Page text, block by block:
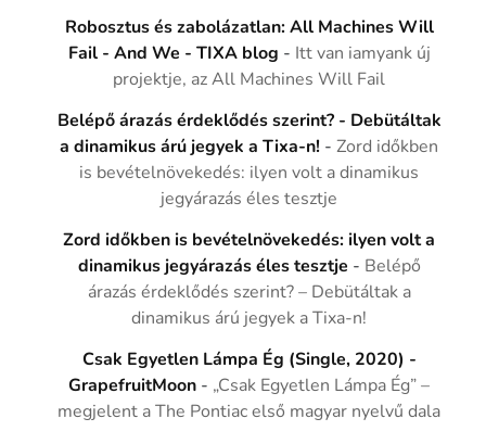
Robosztus és zabolázatlan: All Machines Will
Fail - And We - TIXA blog - Itt van iamyank új
projektje, az All Machines Will Fail
Belépő árazás érdeklődés szerint? - Debütáltak
a dinamikus árú jegyek a Tixa-n! -Zord időkben
is bevételnövekedés: ilyen volt a dinamikus
jegyárazás éles tesztje
Zord időkben is bevételnövekedés: ilyen volt a
dinamikus jegyárazás éles tesztje - Belépő
árazás érdeklődés szerint? – Debütáltak a
dinamikus árú jegyek a Tixa-n!
Csak Egyetlen Lámpa Ég (Single, 2020) -
GrapefruitMoon - „Csak Egyetlen Lámpa Ég” –
megjelent a The Pontiac első magyar nyelvű dala